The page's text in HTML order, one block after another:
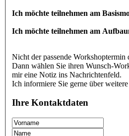
Ich möchte teilnehmen am
Ich möchte teilnehmen am
Nicht der passende Workshoptermin
Dann wählen Sie ihren Wunsch-
mir eine Notiz ins Nachrichtenfeld.
Ich informiere Sie gerne über
Ihre Kontaktdaten